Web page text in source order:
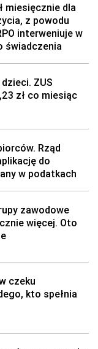
miesięcznie dla
z powodu
interweniuje w
świadczenia
ZUS
zł co miesiąc
Rząd
do
w podatkach
zawodowe
więcej. Oto
czeku
kto spełnia